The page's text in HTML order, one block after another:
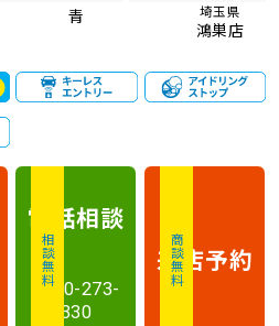
青
埼玉県
鴻巣店
相談無料
電話相談
0120-273-
330
商談無料
来店予約